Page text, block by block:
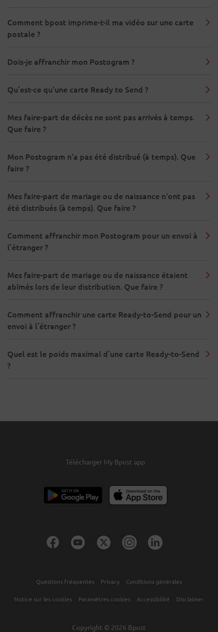
Comment bpost imprime-t-il ma vidéo sur une carte
postale ?
Dois-je affranchir mon Postogram ?
Qu’est-ce qu'une carte Ready to Send ?
Mes faire-part de décès ne sont pas arrivés à temps.
Que faire ?
Mon Postogram n'a pas été distribué (à temps). Que
faire ?
Mes faire-part de mariage ou de naissance n'ont pas
été distribués (à temps). Que faire ?
Comment affranchir mon Postogram pour un envoi à
l’étranger ?
Mes faire-part de mariage ou de naissance étaient
abîmés lors de leur distribution. Que faire ?
Comment affranchir une carte Ready-to-Send pour un
envoi à l’étranger ?
Quel est le poids maximal d’une carte Ready-to-Send
?
Télécharger My Bpost app
Questions fréquentes Privacy Conditions générales
Notice sur les cookies Paramètres cookies Accessibilité Disclaimer
Copyright © 2026 Bpost